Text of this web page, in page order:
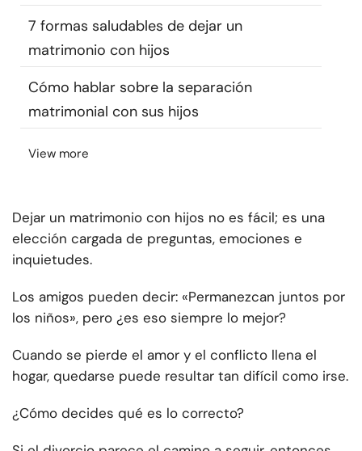
Idioma
Sobre nosotros Contáctanos Escríbenos
Publicidad con
nosotros
7 formas saludables de dejar un
matrimonio con hijos
Cómo hablar sobre la separación
matrimonial con sus hijos
View more
Dejar un matrimonio con hijos no es fácil; es una
elección cargada de preguntas, emociones e
inquietudes.
Los amigos pueden decir: «Permanezcan juntos por
los niños», pero ¿es eso siempre lo mejor?
Cuando se pierde el amor y el conflicto llena el
hogar, quedarse puede resultar tan difícil como irse.
¿Cómo decides qué es lo correcto?